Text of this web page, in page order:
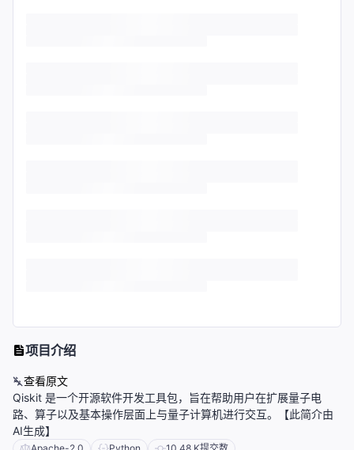
项目介绍
查看原文
Qiskit 是一个开源软件开发工具包，旨在帮助用户在扩展量子电
路、算子以及基本操作层面上与量子计算机进行交互。【此简介由
AI生成】